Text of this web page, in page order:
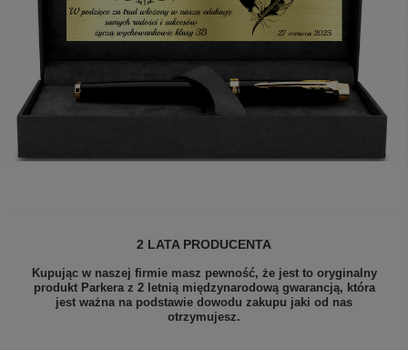
2 LATA PRODUCENTA
Kupując w naszej firmie masz pewność, że jest to oryginalny
produkt Parkera z 2 letnią międzynarodową gwarancją, która
jest ważna na podstawie dowodu zakupu jaki od nas
otrzymujesz.